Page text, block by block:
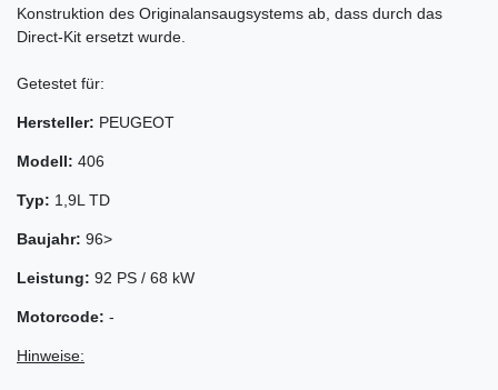
Konstruktion des Originalansaugsystems ab, dass durch das
Direct-Kit ersetzt wurde.
Getestet für:
Hersteller: PEUGEOT
Modell: 406
Typ: 1,9L TD
Baujahr: 96>
Leistung: 92 PS / 68 kW
Motorcode: -
Hinweise: